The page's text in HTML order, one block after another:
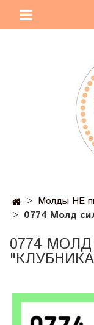
Молды НЕ
0774 Молд
0774